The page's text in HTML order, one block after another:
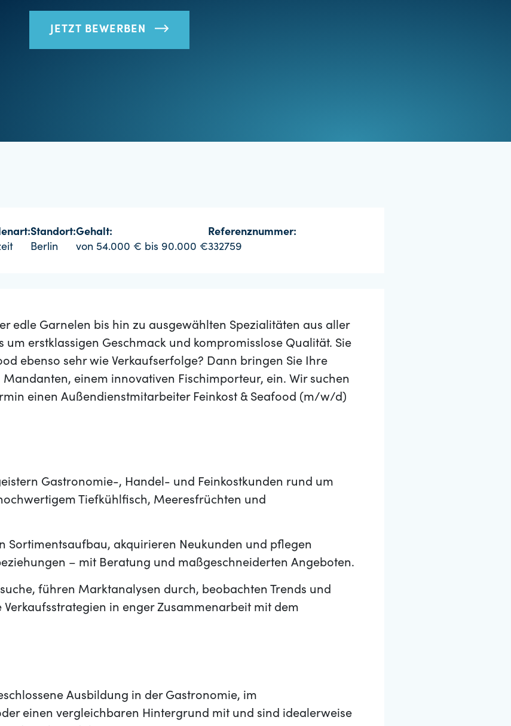
JETZT BEWERBEN
Standort:
Berlin
Gehalt:
von 54.000 € bis 90.000 €
Referenznummer:
332759
edle Garnelen bis hin zu ausgewählten Spezialitäten aus aller
um erstklassigen Geschmack und kompromisslose Qualität. Sie
ebenso sehr wie Verkaufserfolge? Dann bringen Sie Ihre
einem innovativen Fischimporteur, ein. Wir suchen
einen Außendienstmitarbeiter Feinkost & Seafood (m/w/d)
Gastronomie-, Handel- und Feinkostkunden rund um
Tiefkühlfisch, Meeresfrüchten und
Sortimentsaufbau, akquirieren Neukunden und pflegen
– mit Beratung und maßgeschneiderten Angeboten.
führen Marktanalysen durch, beobachten Trends und
in enger Zusammenarbeit mit dem
Ausbildung in der Gastronomie, im
einen vergleichbaren Hintergrund mit und sind idealerweise